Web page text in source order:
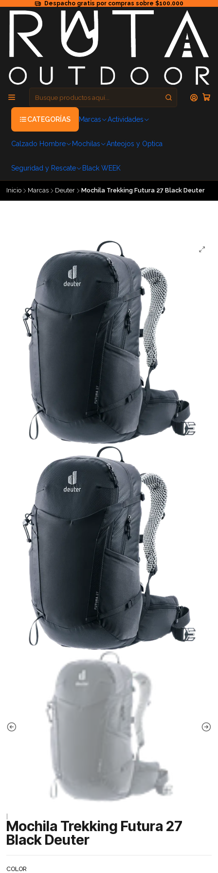
Despacho gratis por compras sobre $100.000
CATEGORÍAS Marcas Actividades
Calzado Hombre Mochilas Anteojos y Optica
Seguridad y Rescate Black WEEK
Inicio Marcas Deuter Mochila Trekking Futura 27 Black Deuter
Mochila Trekking Futura 27
Black Deuter
COLOR